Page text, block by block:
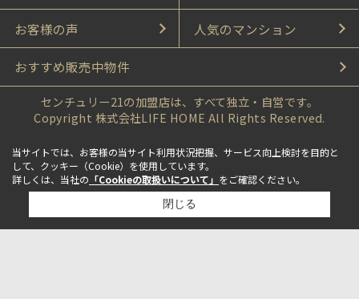
お客様の声 人気のマンション
おすすめ販売中物件
センチュリー21の加盟店は、すべて独立・自営です。
Copyright 株式会社LIFE HOME All Rights Reserved.
当サイトでは、お客様の当サイト利用状況把握、サービス向上検討を目的と
して、クッキー（Cookie）を使用しています。
詳しくは、当社の 「Cookieの取扱いについて」 をご確認ください。
閉じる